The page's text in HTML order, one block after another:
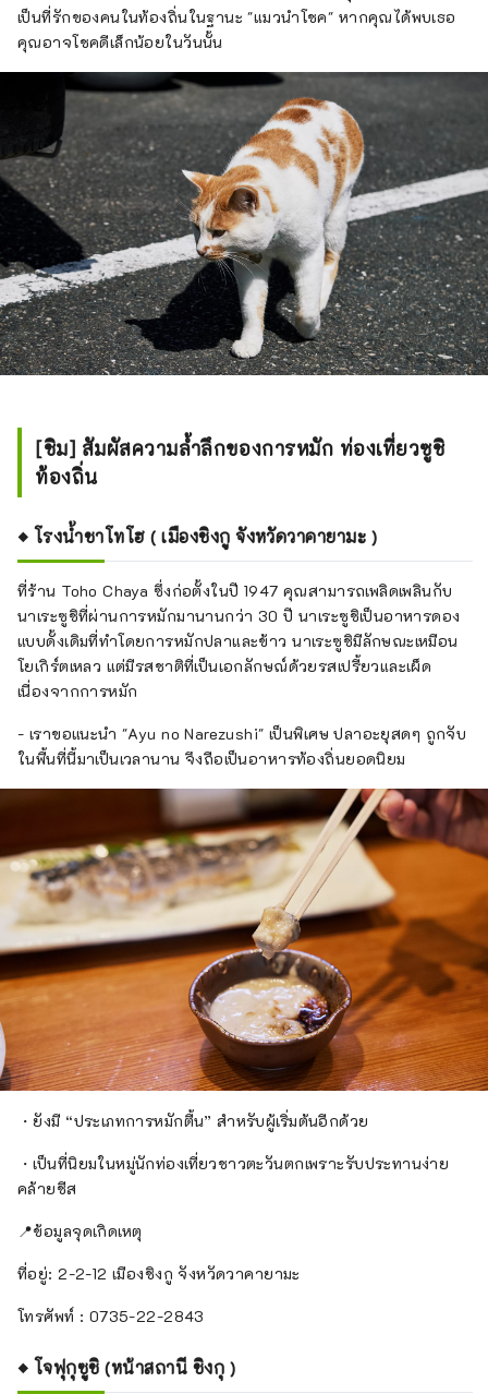
เป็นที่รักของคนในท้องถิ่นในฐานะ "แมวนำโชค" หากคุณได้พบเธอ
คุณอาจโชคดีเล็กน้อยในวันนั้น
[ชิม] สัมผัสความล้ำลึกของการหมัก ท่องเที่ยวซูชิ
ท้องถิ่น
◆ โรงน้ำชาโทโฮ ( เมืองชิงกู จังหวัดวาคายามะ )
ที่ร้าน Toho Chaya ซึ่งก่อตั้งในปี 1947 คุณสามารถเพลิดเพลินกับ
นาเระซูชิที่ผ่านการหมักมานานกว่า 30 ปี นาเระซูชิเป็นอาหารดอง
แบบดั้งเดิมที่ทำโดยการหมักปลาและข้าว นาเระซูชิมีลักษณะเหมือน
โยเกิร์ตเหลว แต่มีรสชาติที่เป็นเอกลักษณ์ด้วยรสเปรี้ยวและเผ็ด
เนื่องจากการหมัก
- เราขอแนะนำ "Ayu no Narezushi" เป็นพิเศษ ปลาอะยุสดๆ ถูกจับ
ในพื้นที่นี้มาเป็นเวลานาน จึงถือเป็นอาหารท้องถิ่นยอดนิยม
・ยังมี “ประเภทการหมักตื้น” สำหรับผู้เริ่มต้นอีกด้วย
・เป็นที่นิยมในหมู่นักท่องเที่ยวชาวตะวันตกเพราะรับประทานง่าย
คล้ายชีส
📍ข้อมูลจุดเกิดเหตุ
ที่อยู่: 2-2-12 เมืองชิงกู จังหวัดวาคายามะ
โทรศัพท์ : 0735-22-2843
◆ โจฟุกุซูชิ (หน้าสถานี ชิงกุ )